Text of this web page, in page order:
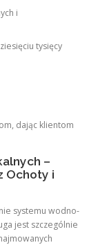
i
tysięcy
dając klientom
–
Ochoty i
systemu wodno-
jest szczególnie